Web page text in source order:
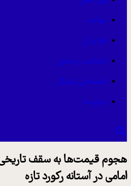
حوادث
طلا و ارز
یادداشت و تحلیل
اختصاصی پایشگر
درباره ما
امامی در آستانه رکورد تازه